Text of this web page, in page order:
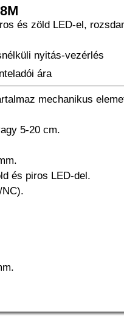
és zöld LED-el,
nyitás-vezérlés
ára
mechanikus
5-20 cm.
és piros LED-del.